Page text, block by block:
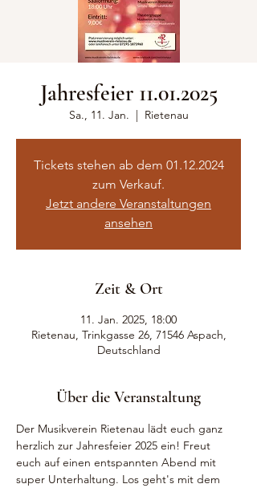
Jahresfeier 11.01.2025
Sa., 11. Jan.
  |
Rietenau
Tickets stehen ab dem 01.12.2024
zum Verkauf.
Jetzt andere Veranstaltungen
ansehen
Zeit & Ort
11. Jan. 2025, 18:00
Rietenau, Trinkgasse 26, 71546 Aspach,
Deutschland
Über die Veranstaltung
Der Musikverein Rietenau lädt euch ganz
herzlich zur Jahresfeier 2025 ein! Freut
euch auf einen entspannten Abend mit
super Unterhaltung. Los geht's mit dem